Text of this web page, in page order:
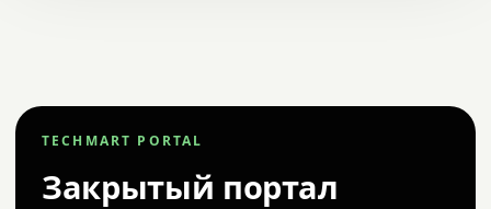
TECHMART PORTAL
Закрытый портал